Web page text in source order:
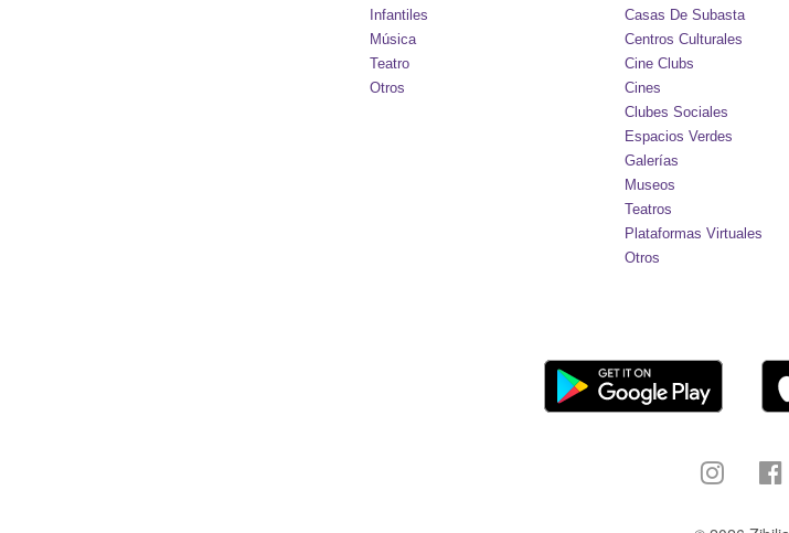
Infantiles
Música
Teatro
Otros
Casas De Subasta
Centros Culturales
Cine Clubs
Cines
Clubes Sociales
Espacios Verdes
Galerías
Museos
Teatros
Plataformas Virtuales
Otros